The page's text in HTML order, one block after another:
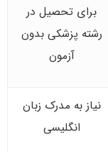
برای تحصیل در
رشته پزشکی بدون
آزمون
نیاز به مدرک زبان
انگلیسی